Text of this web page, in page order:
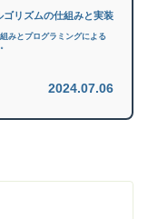
ゴリズムの仕組みと実装
みとプログラミングによる
2024.07.06